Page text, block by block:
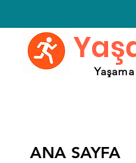
ANA SAYFA